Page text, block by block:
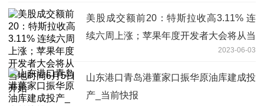
美股成交额前20：特斯拉收高3.11% 连
续六周上涨；苹果年度开发者大会将从当
2023-06-03
山东港口青岛港董家口振华原油库建成投
产_当前快报